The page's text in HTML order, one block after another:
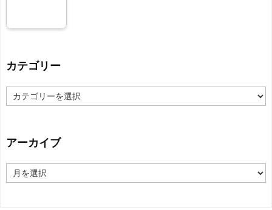
カテゴリー
テ
ー
アーカイブ
ー